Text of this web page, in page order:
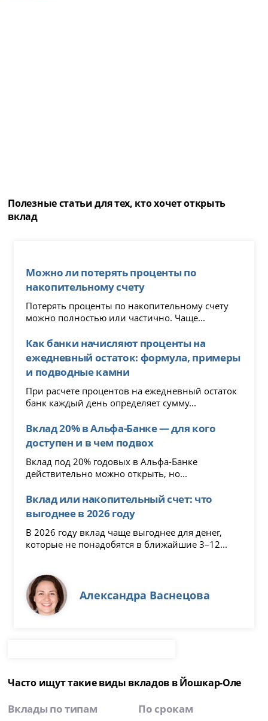
Полезные статьи для тех, кто хочет открыть
вклад
Можно ли потерять проценты по
накопительному счету
Потерять проценты по накопительному счету
можно полностью или частично. Чаще...
Как банки начисляют проценты на
ежедневный остаток: формула, примеры
и подводные камни
При расчете процентов на ежедневный остаток
банк каждый день определяет сумму...
Вклад 20% в Альфа-Банке — для кого
доступен и в чем подвох
Вклад под 20% годовых в Альфа-Банке
действительно можно открыть, но...
Вклад или накопительный счет: что
выгоднее в 2026 году
В 2026 году вклад чаще выгоднее для денег,
которые не понадобятся в ближайшие 3–12...
Александра Васнецова
Часто ищут такие виды вкладов в Йошкар-Оле
Вклады по типам По срокам